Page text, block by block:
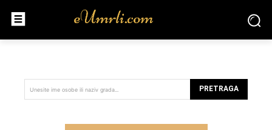
Unesite ime osobe ili naziv grada... PRETRAGA